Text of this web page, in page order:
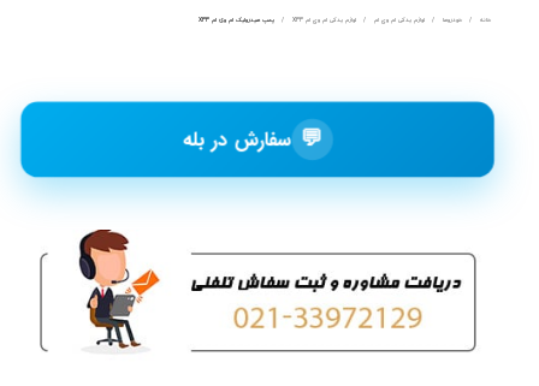
خانه خودروها لوازم یدکی ام وی ام لوازم یدکی ام وی ام X33 پمپ هیدرولیک ام وی ام X33
💬 سفارش در بله